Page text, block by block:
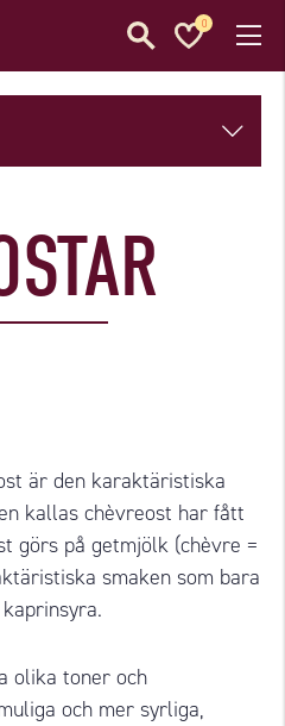
0
är den karaktäristiska
kallas chèvreost har fått
görs på getmjölk (chèvre =
smaken som bara
olika toner och
och mer syrliga,